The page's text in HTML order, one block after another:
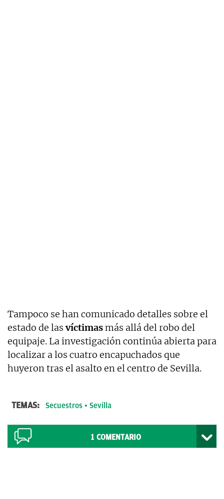
Tampoco se han comunicado detalles sobre el
estado de lasvíctimasmás allá del robo del
equipaje. La investigación continúa abierta para
localizar a los cuatro encapuchados que
huyeron tras el asalto en el centro de Sevilla.
TEMAS: Secuestros Sevilla
1 COMENTARIO